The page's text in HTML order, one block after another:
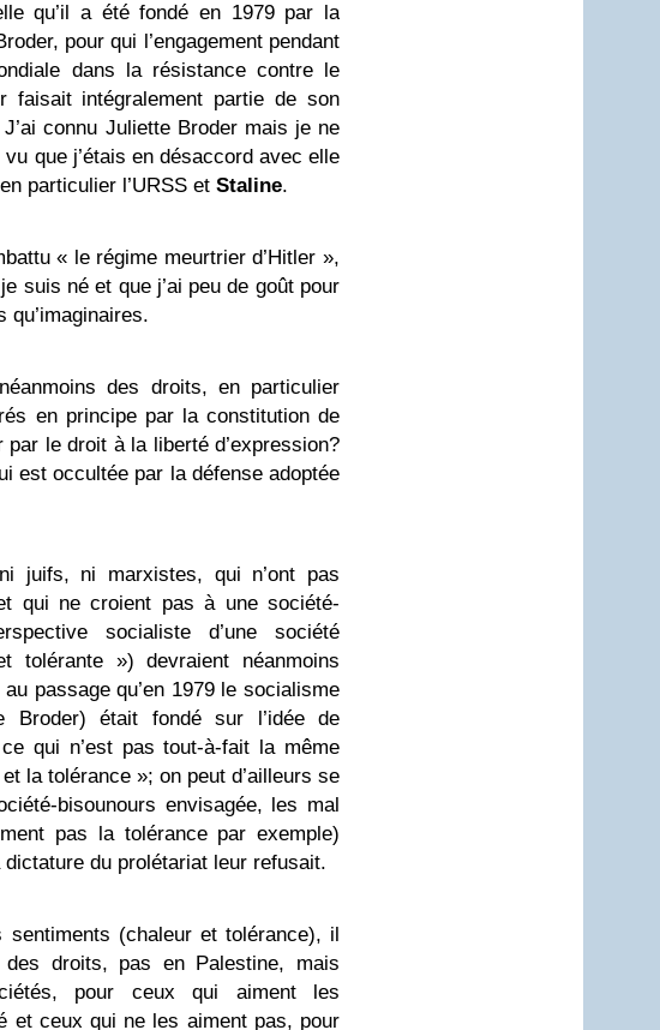
qu’il a été fondé en 1979 par la
pour qui l’engagement pendant
dans la résistance contre le
faisait intégralement partie de son
connu Juliette Broder mais je ne
vu que j’étais en désaccord avec elle
particulier l’URSS et Staline.
« le régime meurtrier d’Hitler »,
suis né et que j’ai peu de goût pour
des droits, en particulier
en principe par la constitution de
le droit à la liberté d’expression?
est occultée par la défense adoptée
juifs, ni marxistes, qui n’ont pas
qui ne croient pas à une société-
socialiste d’une société
tolérante ») devraient néanmoins
passage qu’en 1979 le socialisme
était fondé sur l’idée de
qui n’est pas tout-à-fait la même
la tolérance »; on peut d’ailleurs se
bisounours envisagée, les mal
pas la tolérance par exemple)
du prolétariat leur refusait.
sentiments (chaleur et tolérance), il
des droits, pas en Palestine, mais
pour ceux qui aiment les
et ceux qui ne les aiment pas, pour